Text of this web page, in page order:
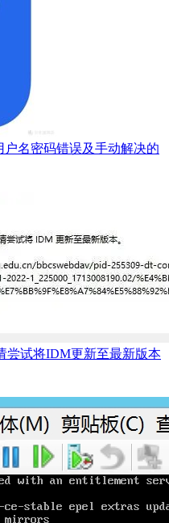
户名密码错误及手动解决的
尝试将IDM更新至最新版本